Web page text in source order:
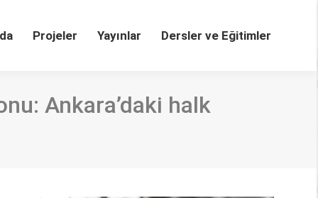
Projeler Yayınlar Dersler ve Eğitimler
Ankara’daki halk